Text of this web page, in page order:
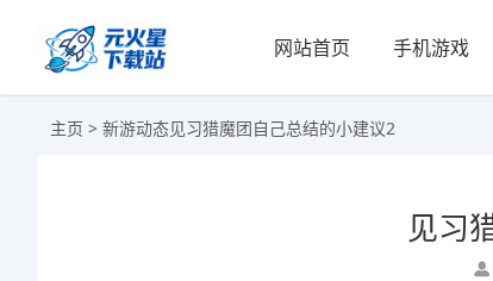
网站首页 手机游戏
主页 > 新游动态见习猎魔团自己总结的小建议2
见习